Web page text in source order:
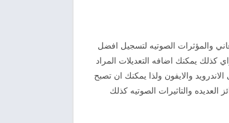
والمؤثرات الصوتيه لتسجيل افضل
كذلك يمكنك اضافه التعديلات المراد
والايفون ولذا يمكنك ان تصبح
والتاثيرات الصوتيه كذلك